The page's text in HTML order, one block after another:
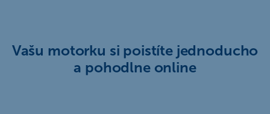
Vašu motorku si poistíte jednoducho
a pohodlne online